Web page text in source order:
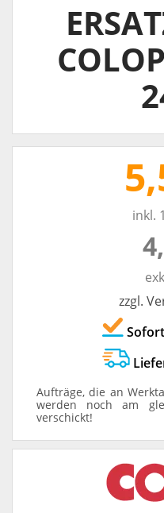
inkl.
zzgl.
Aufträge, die an
werden noch am
verschickt!